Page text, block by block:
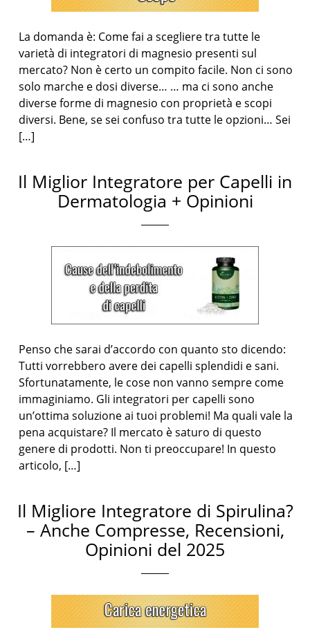
La domanda è: Come fai a scegliere tra tutte le
varietà di integratori di magnesio presenti sul
mercato? Non è certo un compito facile. Non ci sono
solo marche e dosi diverse… … ma ci sono anche
diverse forme di magnesio con proprietà e scopi
diversi. Bene, se sei confuso tra tutte le opzioni… Sei
[…]
Il Miglior Integratore per Capelli in
Dermatologia + Opinioni
Penso che sarai d’accordo con quanto sto dicendo:
Tutti vorrebbero avere dei capelli splendidi e sani.
Sfortunatamente, le cose non vanno sempre come
immaginiamo. Gli integratori per capelli sono
un’ottima soluzione ai tuoi problemi! Ma quali vale la
pena acquistare? Il mercato è saturo di questo
genere di prodotti. Non ti preoccupare! In questo
articolo, […]
Il Migliore Integratore di Spirulina?
– Anche Compresse, Recensioni,
Opinioni del 2025